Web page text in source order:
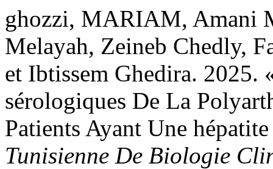
ghozzi, MARIAM, Amani
Melayah, Zeineb Chedly,
et Ibtissem Ghedira. 2025.
sérologiques De La
Patients Ayant Une
Tunisienne De Biologie